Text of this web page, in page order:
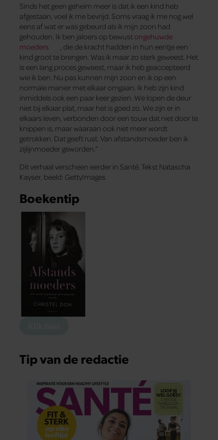
Sinds het geen geheim meer is dat ik een kind heb
afgestaan, voel ik me bevrijd. Soms vraag ik me nog wel
eens af wat er was gebeurd als ik mijn zoon had
gehouden. Ik ben jaloers op bewustongehuwde
moeders
, die de kracht hadden in hun eentje een
kind groot te brengen. Was ik maar zo sterk geweest. Het
is een lang proces geweest, maar ik heb geaccepteerd
wie ik ben. Nu pas kunnen mijn zoon en ik op een
normale manier met elkaar omgaan. Ik heb zijn kind
inmiddels ook een paar keer gezien. We lopen de deur
niet bij elkaar plat, maar het is goed zo. We zijn er in
elkaars leven, verbonden door een touw dat niet door te
knippen is, maar waaraan ook niet meer wordt
getrokken. Dat geeft rust. Van afstandsmoeder ben ik
zijlijnmoeder geworden.”
Dit verhaal verscheen eerder in Santé. Tekst Natascha
Kayser, beeld: GettyImages
Boekentip
Tip van de redactie